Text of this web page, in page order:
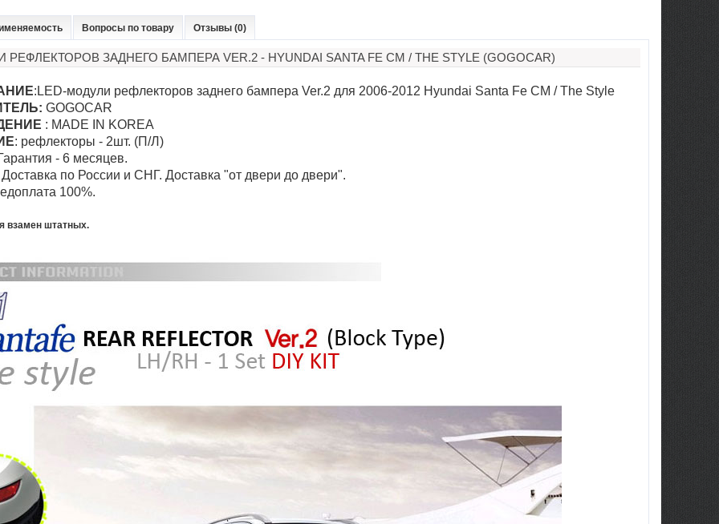
Вопросы по товару Отзывы (0)
ЗАДНЕГО БАМПЕРА VER.2 - HYUNDAI SANTA FE CM / THE STYLE (GOGOCAR)
:LED-модули рефлекторов заднего бампера Ver.2 для 2006-2012 Hyundai Santa Fe CM / The Style
GOGOCAR
: MADE IN KOREA
: рефлекторы - 2шт. (П/Л)
- 6 месяцев.
Доставка по России и СНГ. Доставка "от двери до двери".
100%.
взамен штатных.